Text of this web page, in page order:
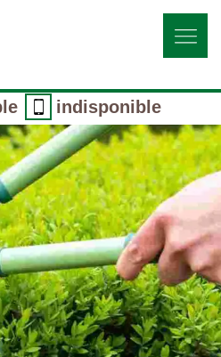
indisponible